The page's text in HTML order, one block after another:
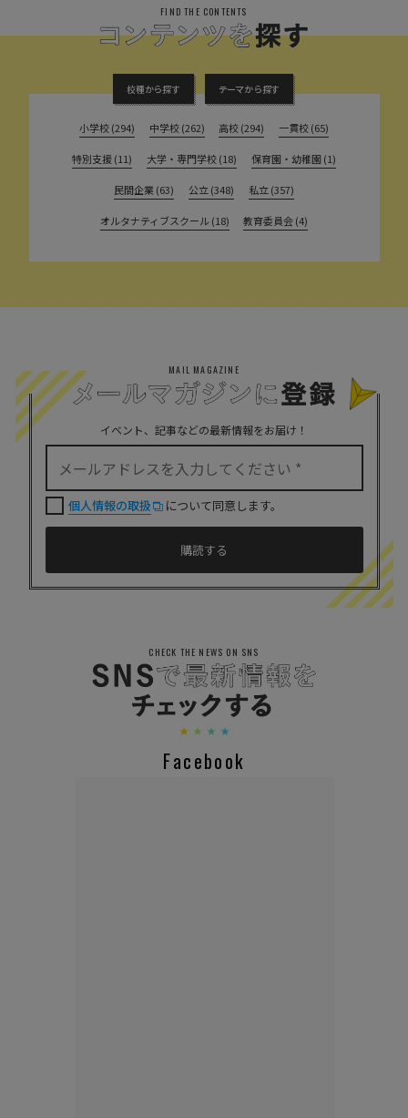
FIND THE CONTENTS
校種から探す テーマから探す
小学校 (294) 中学校 (262) 高校 (294) 一貫校 (65)
特別支援 (11) 大学・専門学校 (18) 保育園・幼稚園 (1)
民間企業 (63) 公立 (348) 私立 (357)
オルタナティブスクール (18) 教育委員会 (4)
MAIL MAGAZINE
イベント、記事などの最新情報をお届け！
個人情報の取扱 について同意します。
CHECK THE NEWS ON SNS
Facebook